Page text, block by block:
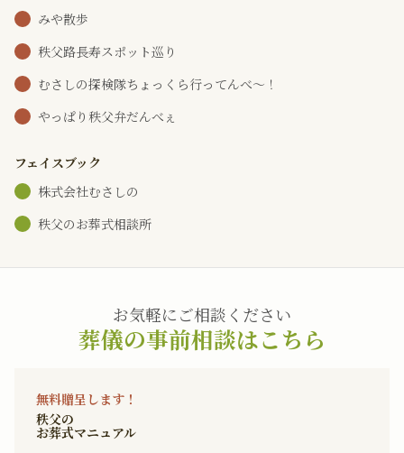
みや散歩
秩父路長寿スポット巡り
むさしの探検隊ちょっくら行ってんべ～！
やっぱり秩父弁だんべぇ
フェイスブック
株式会社むさしの
秩父のお葬式相談所
お気軽にご相談ください
葬儀の事前相談はこちら
無料贈呈します！
秩父の
お葬式マニュアル